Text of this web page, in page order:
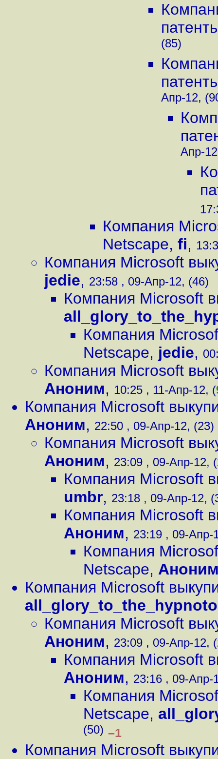
(85)
Апр-12,
Апр-
Компания
Netscape, fi,
Компания Microsoft
jedie, 23:58 , 09-Апр-12, (46)
Компания Microsoft
Компания
Netscape, jedie,
Компания Microsoft
Аноним, 10:25 , 11-Апр-12, (
Компания Microsoft
Аноним, 22:50 , 09-Апр-12, (23)
Компания Microsoft
Аноним, 23:09 , 09-Апр-12,
Компания Microsoft
umbr, 23:18 , 09-Апр-12,
Компания Microsoft
Аноним, 23:19 , 09-Апр-
Компания
Netscape,
Компания Microsoft
Компания Microsoft
Аноним, 23:09 , 09-Апр-12,
Компания Microsoft
Аноним, 23:16 , 09-Апр-
Компания
Netscape,
(50) –1
Компания Microsoft